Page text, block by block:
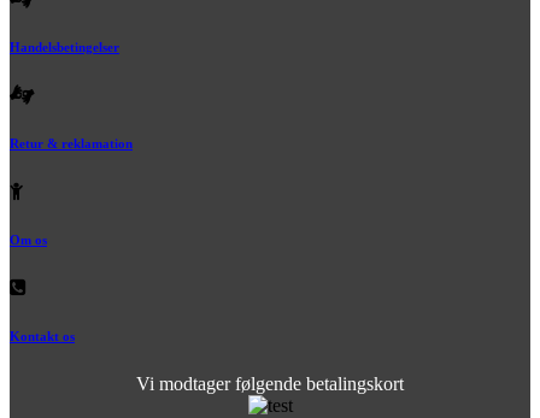
Handelsbetingelser
Retur & reklamation
Om os
Kontakt os
Vi modtager følgende betalingskort